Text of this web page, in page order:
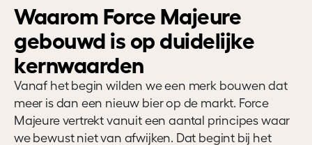
Waarom Force Majeure
gebouwd is op duidelijke
kernwaarden
Vanaf het begin wilden we een merk bouwen dat
meer is dan een nieuw bier op de markt. Force
Majeure vertrekt vanuit een aantal principes waar
we bewust niet van afwijken. Dat begint bij het